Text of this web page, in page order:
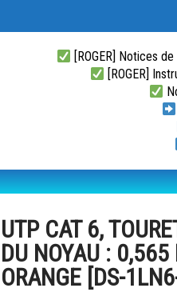
[ROGER] Notices
[ROGER]
UTP CAT 6,
DU NOYAU : 0,565
ORANGE [DS-